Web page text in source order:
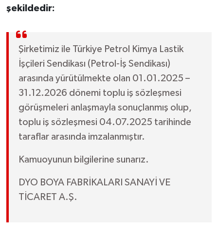
şekildedir:
Şirketimiz ile Türkiye Petrol Kimya Lastik
İşçileri Sendikası (Petrol-İş Sendikası)
arasında yürütülmekte olan 01.01.2025 –
31.12.2026 dönemi toplu iş sözleşmesi
görüşmeleri anlaşmayla sonuçlanmış olup,
toplu iş sözleşmesi 04.07.2025 tarihinde
taraflar arasında imzalanmıştır.
Kamuoyunun bilgilerine sunarız.
DYO BOYA FABRİKALARI SANAYİ VE
TİCARET A.Ş.